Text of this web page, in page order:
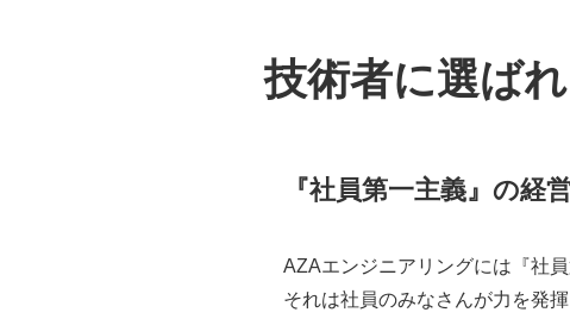
技術者に選ば
『社員第一主義』の
AZAエンジニアリングには『社
それは社員のみなさんが力を発